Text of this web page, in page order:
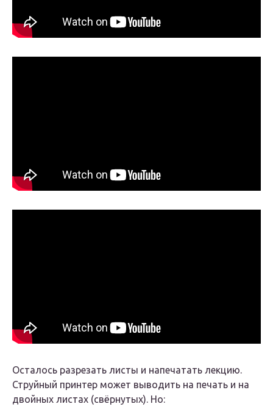
Осталось разрезать листы и напечатать лекцию.
Струйный принтер может выводить на печать и на
двойных листах (свёрнутых). Но: